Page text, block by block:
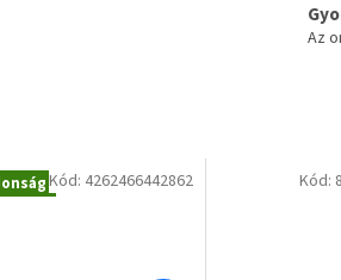
Az
Kód: 4262466442862 Kód: